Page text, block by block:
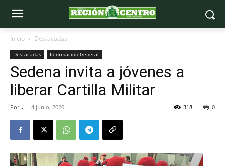
Inicio Destacadas
Destacadas Información General
Sedena invita a jóvenes a
liberar Cartilla Militar
Por . - 4 junio, 2020 0
318